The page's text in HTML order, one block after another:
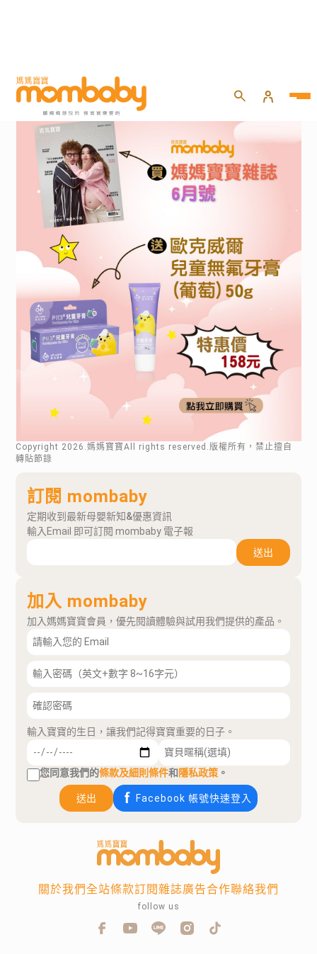
Copyright 2026 .媽媽寶寶All rights reserved.版權所有，禁止擅自
轉貼節錄
訂閱 mombaby
定期收到最新母嬰新知&優惠資訊
輸入Email 即可訂閱 mombaby 電子報
送出
加入 mombaby
加入媽媽寶寶會員，優先閱讀體驗與試用我們提供的產品。
輸入寶寶的生日，讓我們記得寶寶重要的日子。
您同意我們的條款及細則條件和隱私政策 。
送出 Facebook 帳號快速登入
關於我們全站條款訂閱雜誌廣告合作聯絡我們
follow us